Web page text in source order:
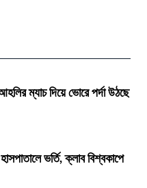
ম্যাচ দিয়ে ভোরে পর্দা উঠছে
ভর্তি, ক্লাব বিশ্বকাপে